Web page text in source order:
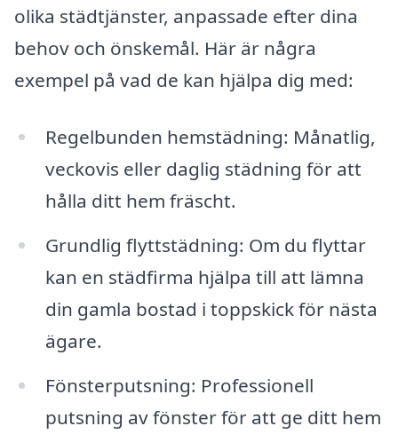
olika städtjänster, anpassade efter dina
behov och önskemål. Här är några
exempel på vad de kan hjälpa dig med:
Regelbunden hemstädning: Månatlig,
veckovis eller daglig städning för att
hålla ditt hem fräscht.
Grundlig flyttstädning: Om du flyttar
kan en städfirma hjälpa till att lämna
din gamla bostad i toppskick för nästa
ägare.
Fönsterputsning: Professionell
putsning av fönster för att ge ditt hem